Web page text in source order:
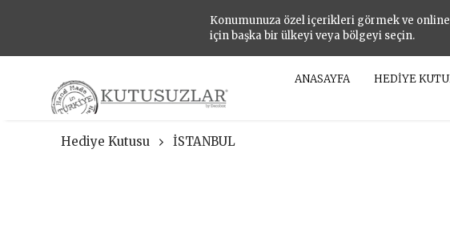
Konumunuza özel içerikleri görmek ve
için başka bir ülkeyi veya bölgeyi seçin.
ANASAYFA HEDİYE
Hediye Kutusu İSTANBUL